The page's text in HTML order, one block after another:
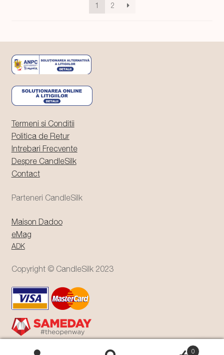
1 2
Termeni si Conditii
Politica de Retur
Intrebari Frecvente
Despre CandleSilk
Contact
Parteneri CandleSilk
Maison Dadoo
eMag
ADK
Copyright © CandleSilk 2023
0